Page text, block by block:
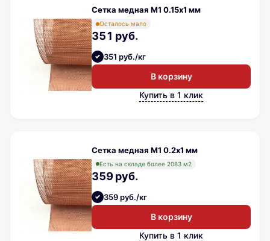
Сетка медная М1 0.15х1 мм
Осталось мало
351 руб.
351 руб./кг
В корзину
Купить в 1 клик
Сетка медная М1 0.2х1 мм
Есть на складе более 2083 м2
359 руб.
359 руб./кг
В корзину
Купить в 1 клик